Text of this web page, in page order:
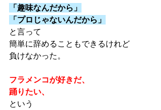
「趣味なんだから」
「プロじゃないんだから」
と言って
簡単に辞めることもできるけれど
負けなかった。
フラメンコが好きだ、
踊りたい、
という